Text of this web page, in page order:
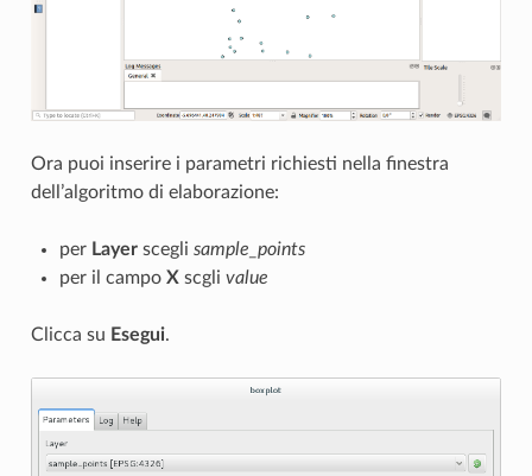
Ora puoi inserire i parametri richiesti nella finestra
dell’algoritmo di elaborazione:
per Layerscegli sample_points
per il campo Xscgli value
Clicca su Esegui.